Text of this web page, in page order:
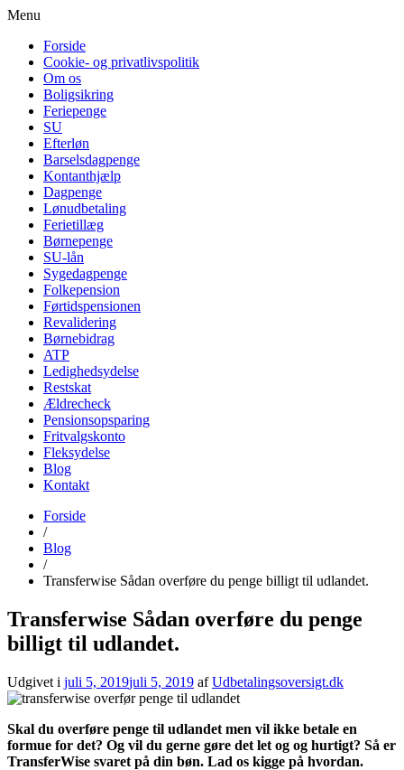
Menu
Forside
Cookie- og privatlivspolitik
Om os
Boligsikring
Feriepenge
SU
Efterløn
Barselsdagpenge
Kontanthjælp
Dagpenge
Lønudbetaling
Ferietillæg
Børnepenge
SU-lån
Sygedagpenge
Folkepension
Førtidspensionen
Revalidering
Børnebidrag
ATP
Ledighedsydelse
Restskat
Ældrecheck
Pensionsopsparing
Fritvalgskonto
Fleksydelse
Blog
Kontakt
udbetalingsoversigt.dk
Find alle datoer for udbetaling fra det offentlige her
Forside
/
Blog
/
Transferwise Sådan overføre du penge billigt til udlandet.
Transferwise Sådan overføre du penge
billigt til udlandet.
Udgivet i juli 5, 2019juli 5, 2019 afUdbetalingsoversigt.dk
Skal du overføre penge til udlandet men vil ikke betale en
formue for det? Og vil du gerne gøre det let og og hurtigt? Så er
TransferWise svaret på din bøn. Lad os kigge på hvordan.